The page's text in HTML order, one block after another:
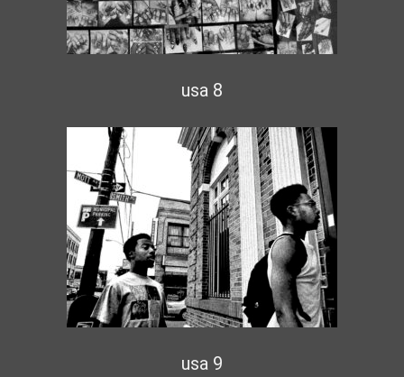
usa 8
usa 9